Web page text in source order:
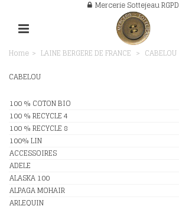
Mercerie Sottejeau RGPD
Home > LAINE BERGERE DE FRANCE > CABELOU
CABELOU
100 % COTON BIO
100 % RECYCLE 4
100 % RECYCLE 8
100% LIN
ACCESSOIRES
ADELE
ALASKA 100
ALPAGA MOHAIR
ARLEQUIN